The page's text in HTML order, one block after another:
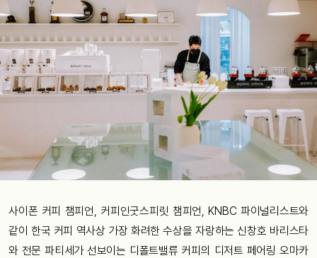
사이폰 커피 챔피언, 커피인굿스피릿 챔피언, KNBC 파이널리스트와
같이 한국 커피 역사상 가장 화려한 수상을 자랑하는 신창호 바리스타
와 전문 파티세가 선보이는 디폴트밸류 커피의 디저트 페어링 오마카